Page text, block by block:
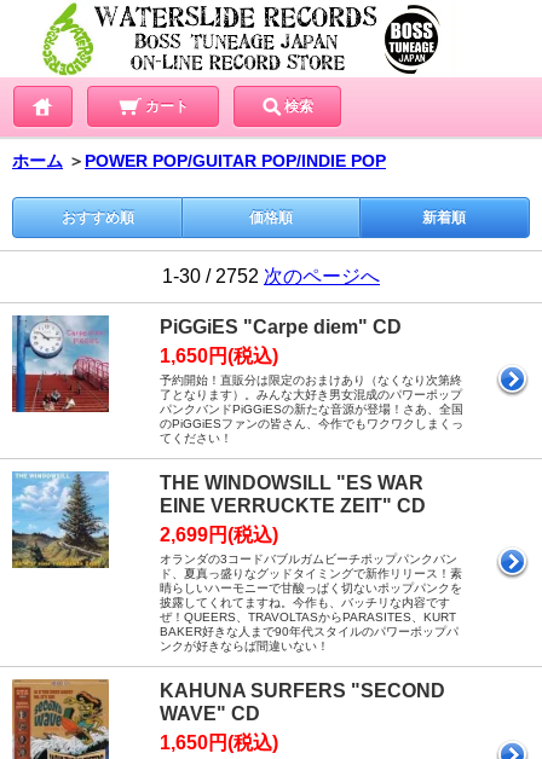
カート 検索
ホーム ＞ POWER POP/GUITAR POP/INDIE POP
おすすめ順 価格順 新着順
1-30 / 2752 次のページへ
PiGGiES "Carpe diem" CD
1,650円(税込)
予約開始！直販分は限定のおまけあり（なくなり次第終
了となります）。みんな大好き男女混成のパワーポップ
パンクバンドPiGGiESの新たな音源が登場！さあ、全国
のPiGGiESファンの皆さん、今作でもワクワクしまくっ
てください！
THE WINDOWSILL "ES WAR
EINE VERRUCKTE ZEIT" CD
2,699円(税込)
オランダの3コードバブルガムビーチポップパンクバン
ド、夏真っ盛りなグッドタイミングで新作リリース！素
晴らしいハーモニーで甘酸っぱく切ないポップパンクを
披露してくれてますね。今作も、バッチリな内容です
ぜ！QUEERS、TRAVOLTASからPARASITES、KURT
BAKER好きな人まで90年代スタイルのパワーポップパ
ンクが好きならば間違いない！
KAHUNA SURFERS "SECOND
WAVE" CD
1,650円(税込)